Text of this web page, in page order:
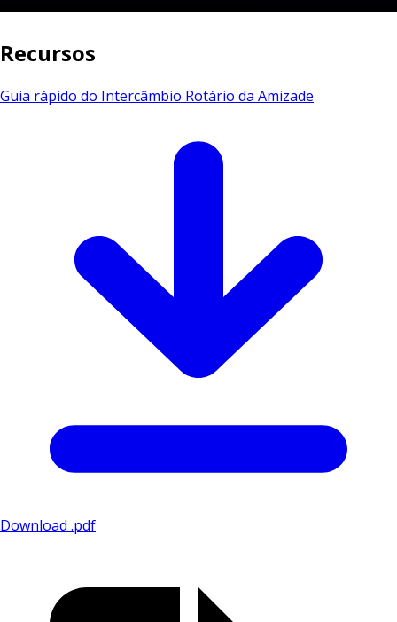
Recursos
Guia rápido do Intercâmbio Rotário da Amizade
Download .pdf